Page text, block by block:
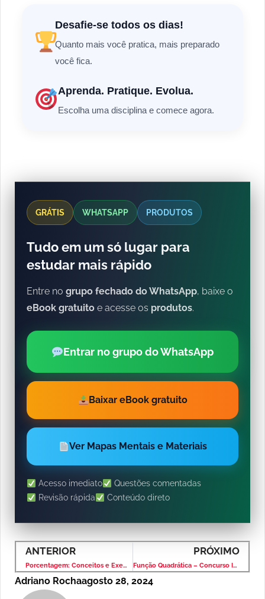
Desafie-se todos os dias!
Quanto mais você pratica, mais preparado
você fica.
Aprenda. Pratique. Evolua.
Escolha uma disciplina e comece agora.
GRÁTIS WHATSAPP PRODUTOS
Tudo em um só lugar para
estudar mais rápido
Entre no grupo fechado do WhatsApp, baixe o
eBook gratuito e acesse os produtos.
Entrar no grupo do WhatsApp
Baixar eBook gratuito
Ver Mapas Mentais e Materiais
Acesso imediato
Questões comentadas
Revisão rápida
Conteúdo direto
ANTERIOR
Porcentagem: Conceitos e Exemplos Resolvidos
PRÓXIMO
Função Quadrática – Concurso ITAIPU 2024 – Banca CESPE
Adriano Rochaagosto 28, 2024